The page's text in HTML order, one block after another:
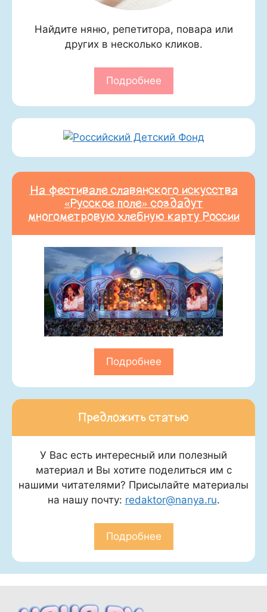
Найдите няню, репетитора, повара или
других в несколько кликов.
Подробнее
На фестивале славянского искусства
«Русское поле» создадут
многометровую хлебную карту России
Подробнее
Предложить статью
У Вас есть интересный или полезный
материал и Вы хотите поделиться им с
нашими читателями? Присылайте материалы
на нашу почту: redaktor@nanya.ru.
Подробнее